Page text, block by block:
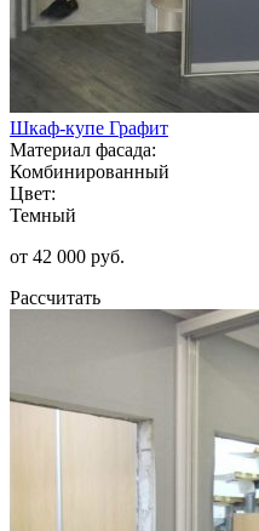
Шкаф-купе Графит
Материал фасада:
Комбинированный
Цвет:
Темный
от 42 000 руб.
Рассчитать